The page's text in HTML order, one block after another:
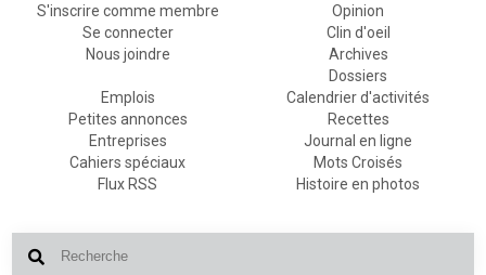
S'inscrire comme membre
Se connecter
Nous joindre
Opinion
Clin d'oeil
Archives
Dossiers
Emplois
Petites annonces
Entreprises
Cahiers spéciaux
Flux RSS
Calendrier d'activités
Recettes
Journal en ligne
Mots Croisés
Histoire en photos